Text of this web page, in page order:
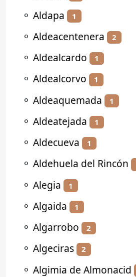
⚬ Aldapa 1
⚬ Aldeacentenera 2
⚬ Aldealcardo 1
⚬ Aldealcorvo 1
⚬ Aldeaquemada 1
⚬ Aldeatejada 1
⚬ Aldecueva 1
⚬ Aldehuela del Rincón
⚬ Alegia 1
⚬ Algaida 1
⚬ Algarrobo 2
⚬ Algeciras 2
⚬ Algimia de Almonacid